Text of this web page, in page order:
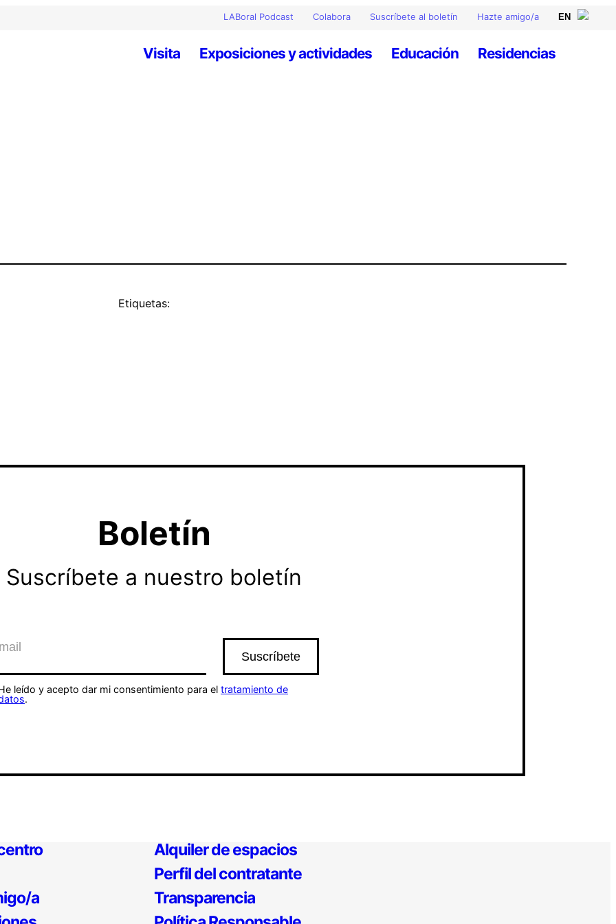
LABoral Podcast Colabora Suscríbete al boletín Hazte amigo/a
Visita Exposiciones y actividades Educación Residencias
Etiquetas:
Boletín
Suscríbete a nuestro boletín
leído y acepto dar mi consentimiento para el tratamiento de
.
a
Alquiler de espacios
Perfil del contratante
Transparencia